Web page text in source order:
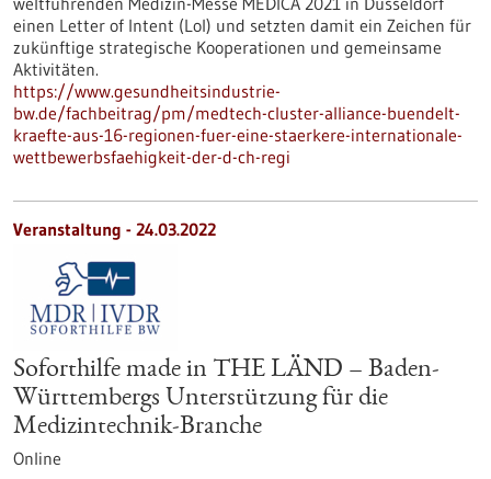
einen Letter of Intent (LoI) und setzten damit ein Zeichen für
zukünftige strategische Kooperationen und gemeinsame
Aktivitäten.
https://www.gesundheitsindustrie-
bw.de/fachbeitrag/pm/medtech-cluster-alliance-buendelt-
kraefte-aus-16-regionen-fuer-eine-staerkere-internationale-
wettbewerbsfaehigkeit-der-d-ch-regi
Veranstaltung - 24.03.2022
Soforthilfe made in THE LÄND – Baden-
Württembergs Unterstützung für die
Medizintechnik-Branche
Online